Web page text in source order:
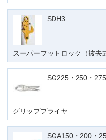
SDH3
スーパーフットロック（抜去
SG225・250・
グリッププライヤ
SGA150・200・